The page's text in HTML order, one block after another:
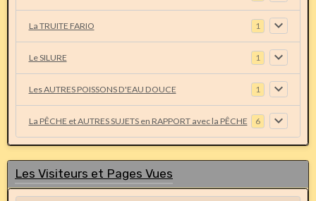
La TRUITE FARIO 1
Le SILURE 1
Les AUTRES POISSONS D'EAU DOUCE 1
La PÊCHE et AUTRES SUJETS en RAPPORT avec la PÊCHE 6
Les Visiteurs et Pages Vues